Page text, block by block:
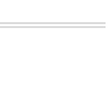
৬ আগস্ট, ২০২৬
সর্বোচ্চ রানের মালিক এখন জস বাটলার